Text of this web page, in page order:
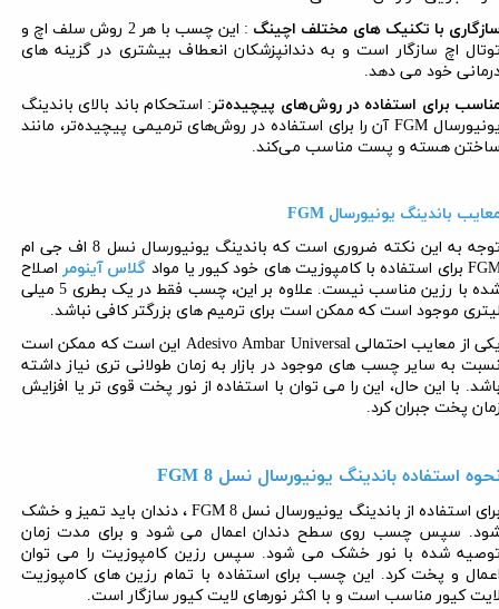
با تکنیک های مختلف اچینگ
: این چسب با هر 2 روش سلف اچ و
اچ سازگار است و به دندانپزشکان انعطاف بیشتری در گزینه های
خود می دهد.
برای استفاده در روش‌های پیچیده‌تر: استحکام باند بالای باندینگ
FGM آن را برای استفاده در روش‌های ترمیمی پیچیده‌تر، مانند
هسته و پست مناسب می‌کند.
باندینگ یونیورسالFGM
به این نکته ضروری است که باندینگ یونیورسال نسل 8 اف جی ام
برای استفاده با کامپوزیت های خود کیور یا مواد گلاس آینومر اصلاح
شده با رزین مناسب نیست. علاوه بر این، چسب فقط در یک بطری 5 میلی
موجود است که ممکن است برای ترمیم های بزرگتر کافی نباشد.
از معایب احتمالیAdesivo Ambar Universal این است که ممکن است
به سایر چسب های موجود در بازار به زمان طولانی تری نیاز داشته
با این حال، این را می توان با استفاده از نور پخت قوی تر یا افزایش
پخت جبران کرد.
استفاده باندینگ یونیورسال نسل 8 FGM
استفاده از باندینگ یونیورسال نسل 8 FGM ، دندان باید تمیز و خشک
سپس چسب روی سطح دندان اعمال می شود و برای مدت زمان
شده با نور خشک می شود. سپس رزین کامپوزیت را می توان
و پخت کرد. این چسب برای استفاده با تمام رزین های کامپوزیت
کیور مناسب است و با اکثر نورهای لایت کیور سازگار است.